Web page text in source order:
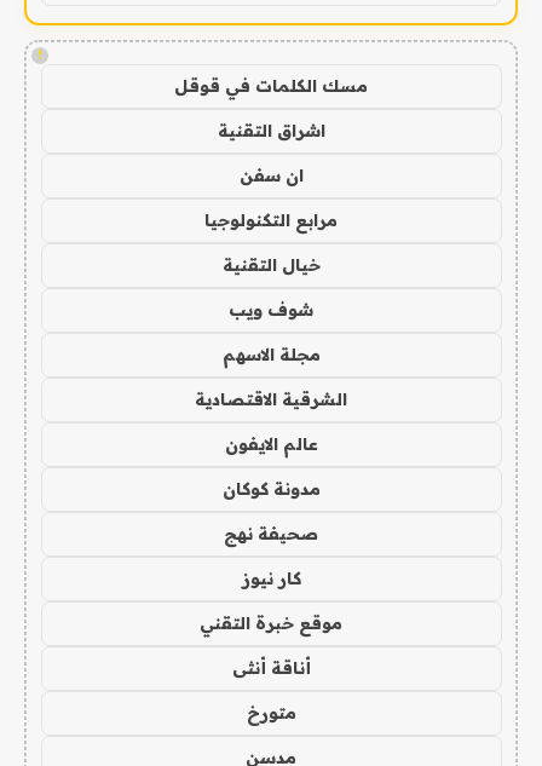
!
مسك الكلمات في قوقل
اشراق التقنية
ان سفن
مرابع التكنولوجيا
خيال التقنية
شوف ويب
مجلة الاسهم
الشرقية الاقتصادية
عالم الايفون
مدونة كوكان
صحيفة نهج
كار نيوز
موقع خبرة التقني
أناقة أنثى
متورخ
مدسن